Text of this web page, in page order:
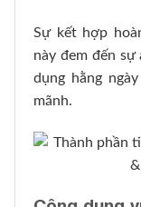
Sự kết hợp
này đem đến
dụng hằng
mãnh.